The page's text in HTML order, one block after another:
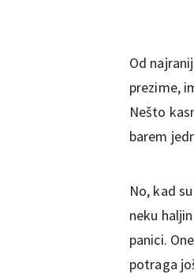
Od
prezime,
Nešto
barem
No, kad
neku
panici.
potraga